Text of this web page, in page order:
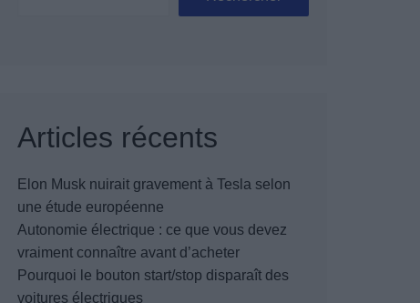
Articles récents
Elon Musk nuirait gravement à Tesla selon
une étude européenne
Autonomie électrique : ce que vous devez
vraiment connaître avant d’acheter
Pourquoi le bouton start/stop disparaît des
voitures électriques